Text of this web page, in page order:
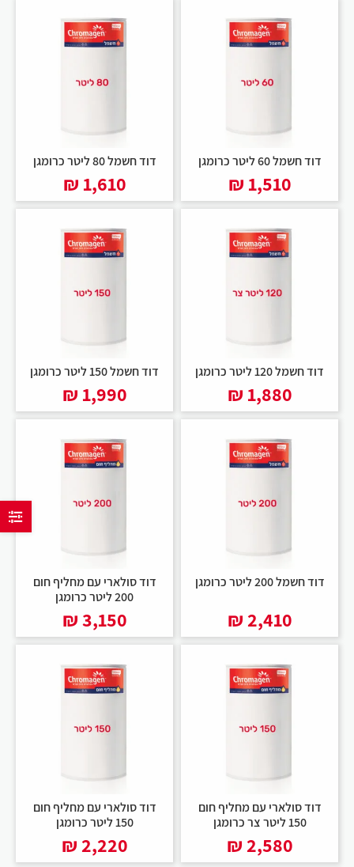
דוד חשמל 60 ליטר כרומגן
₪ 1,510
דוד חשמל 80 ליטר כרומגן
₪ 1,610
דוד חשמל 120 ליטר כרומגן
₪ 1,880
דוד חשמל 150 ליטר כרומגן
₪ 1,990
דוד חשמל 200 ליטר כרומגן
₪ 2,410
דוד סולארי עם מחליף חום
200 ליטר כרומגן
₪3,150
דוד סולארי עם מחליף חום
150 ליטר צר כרומגן
₪ 2,580
דוד סולארי עם מחליף חום
150 ליטר כרומגן
₪ 2,220